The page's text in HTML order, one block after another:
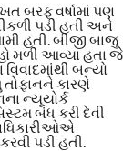
બરફ વર્ષામાં પણ
પડી હતી અને
હતી. બીજી બાજુ
મળી આવ્યા હતા જે
બન્યો
કારણે
ન્યૂયોર્ક
બંધ કરી દેવી
પડી હતી.